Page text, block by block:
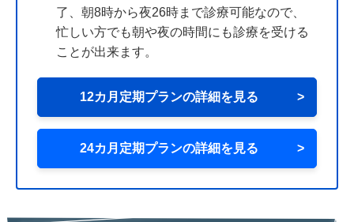
了、朝8時から夜26時まで診療可能なので、
忙しい方でも朝や夜の時間にも診療を受ける
ことが出来ます。
12カ月定期プランの詳細を見る >
24カ月定期プランの詳細を見る >